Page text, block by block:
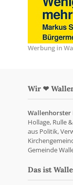
Werbung in
Wir ❤
Wallenhorster
Hollage, Rulle
aus Politik,
Gemeinde
Das ist